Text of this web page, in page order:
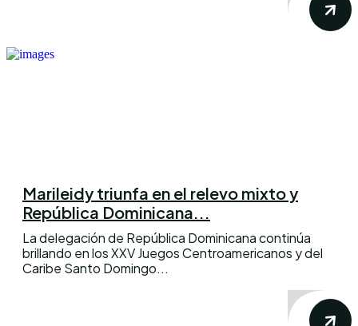
Marileidy triunfa en el relevo mixto y
República Dominicana...
La delegación de República Dominicana continúa
brillando en los XXV Juegos Centroamericanos y del
Caribe Santo Domingo...